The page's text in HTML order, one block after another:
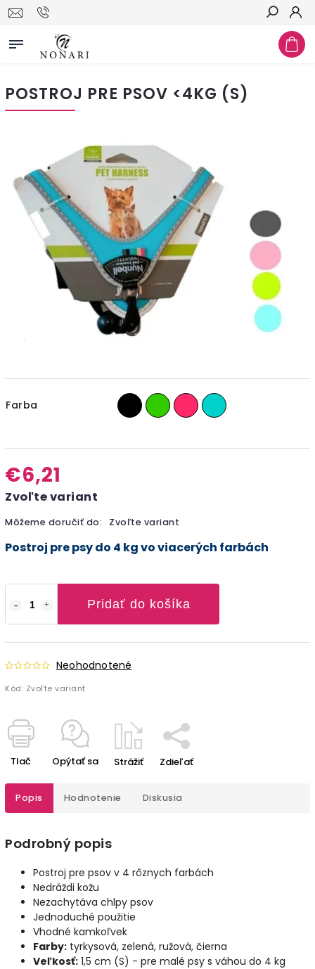
Hľadať
POSTROJ PRE PSOV <4KG (S)
Farba
€6,21
Zvoľte variant
Môžeme doručiť do: Zvoľte variant
Pridať do košíka
Neohodnotené
Kód: Zvoľte variant
Postroj pre psy do 4 kg vo viacerých farbách
Tlač Opýtať sa Strážiť Zdieľať
Popis Hodnotenie Diskusia
Podrobný popis
Postroj pre psov v 4 rôznych farbách
Nedráždi kožu
Nezachytáva chlpy psov
Jednoduché použitie
Vhodné kamkoľvek
Farby: tyrkysová, zelená, ružová, čierna
Veľkosť: 1,5 cm (S) - pre malé psy s váhou do 4 kg